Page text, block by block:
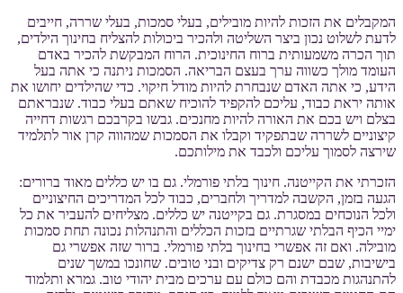
המקבלים את הזכות להיות מובילים, בעלי סמכות, בעלי שררה, חייבים
לדעת לשלוט נכון ביצר השליטה ולהכיר ביכולות להצליח בחינוך הילדים,
תוך הכרה משמעותית ברוח החינוכית. הרוח המבקשת להכיר באדם
העומד מולך כשווה ערך בעצם הבריאה. הסמכות ניתנה כי אתה בעל
הידע, כי אתה האדם שנבחרת להיות מודל חיקוי. כדי שהילדים יחושו את
אותה יראת כבוד, עליכם להקפיד להוכיח שאתם בעלי כבוד. שנבראתם
בצלם ויש בכם את האורה להיות מחנכים. גבשו בקרבכם רגשות דחייה
קיצוניים לשררה שבתפקיד וקבלו את הסמכות שמהווה קרן אור לתלמיד
שירצה לסמוך עליכם ולכבד את מילותכם.
הזכרתי את הקייטנה. חינוך בלתי פורמלי. גם בו יש כללים מאוד ברורים:
הגעה בזמן, הקשבה למדריך ולחברים, כבוד לכל המדריכים החיצוניים
ולכל הנוכחים במסגרת. גם בקייטנה יש כללים. מצליחים להעביר את כל
ימיי הכיף הבלתי שגרתיים בזכות הכללים והתנהלות נכונה תחת סמכות
מובילה. ואם זה אפשרי בחינוך בלתי פורמלי. ברור שזה אפשרי גם
בישיבות, שבם ישנם רק צדיקים ובני טובים. שחונכו במשך שנים
להתנהגות מכבדת והם כולם עם ערכים מבית יהודי טוב. גמרא ותלמוד